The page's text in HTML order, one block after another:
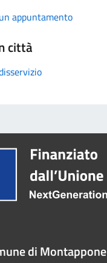
appuntamento
città
di Montappone